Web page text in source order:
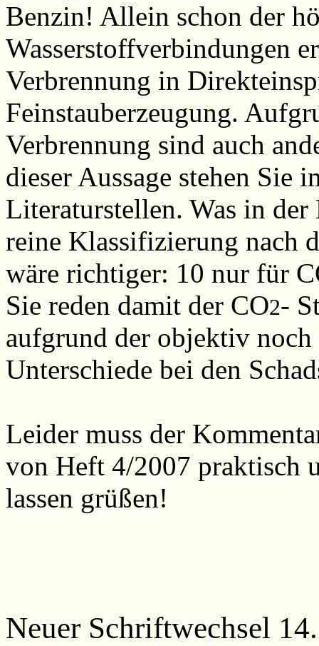
Benzin! Allein schon der
Wasserstoffverbindungen
Verbrennung in
Feinstauberzeugung.
Verbrennung sind auch
dieser Aussage stehen Sie
Literaturstellen. Was in
reine Klassifizierung nach
wäre richtiger: 10 nur für
Sie reden damit der CO2-
aufgrund der objektiv noch
Unterschiede bei den
Leider muss der
von Heft 4/2007 praktisch
lassen grüßen!
Neuer Schriftwechsel